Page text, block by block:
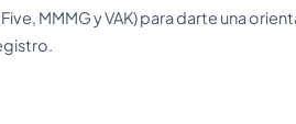
MMMG y VAK) para darte una